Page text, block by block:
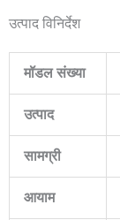
उत्पाद विनिर्देश
मॉडल संख्या
उत्पाद
सामग्री
आयाम